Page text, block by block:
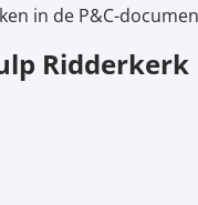
in de P&C-
Ridderkerk